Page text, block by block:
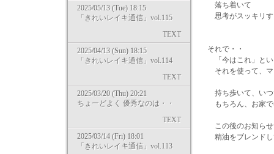
2025/05/13 (Tue) 18:15
「きれいレイキ通信」vol.115
TEXT
2025/04/13 (Sun) 18:15
「きれいレイキ通信」vol.114
TEXT
2025/03/20 (Thu) 20:21
ちょーどよく 優秀なのは・・
TEXT
2025/03/14 (Fri) 18:01
「きれいレイキ通信」vol.113
落ち着いて
思考がスッキリ
それで・・
「今はこれ」と
それを使って、マ
持ち歩いて、い
もちろん、お家
この後のお知ら
精油をブレンドし